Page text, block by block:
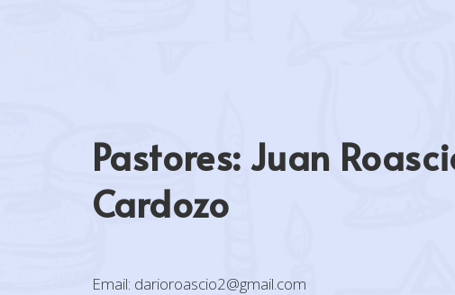
Pastores: Juan
Cardozo
Email: darioroascio2@gmail.com